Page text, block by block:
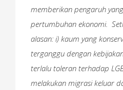
memberikan pengaruh
pertumbuhan ekonomi.
alasan: i) kaum yang
terganggu dengan
terlalu toleran terhadap
melakukan migrasi keluar